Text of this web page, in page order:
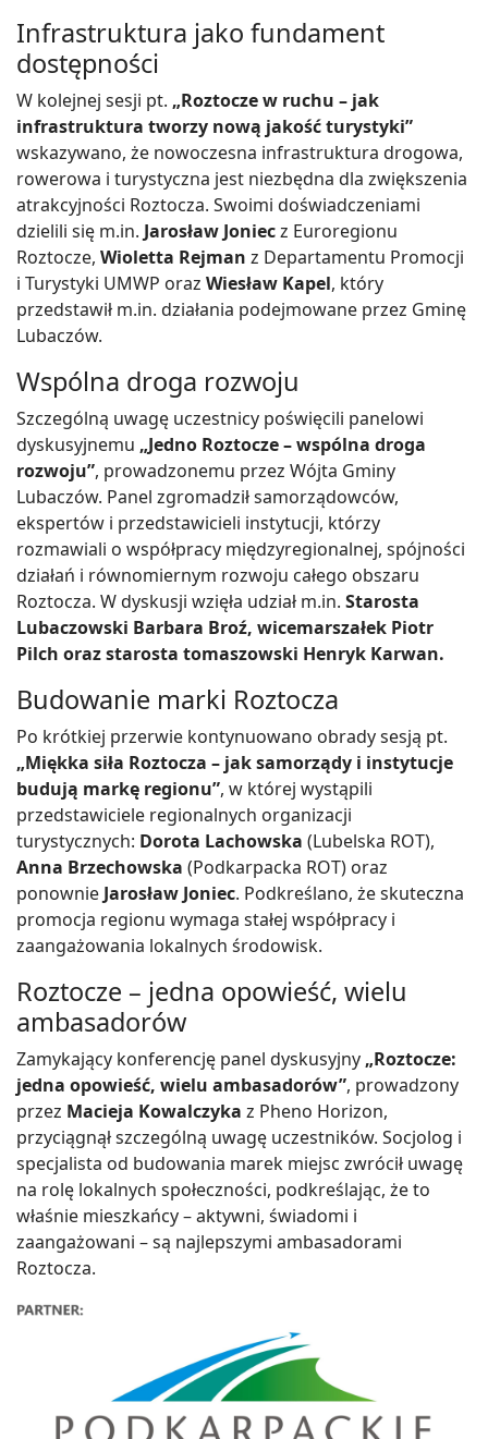
Infrastruktura jako fundament
dostępności
W kolejnej sesji pt. „Roztocze w ruchu – jak
infrastruktura tworzy nową jakość turystyki”
wskazywano, że nowoczesna infrastruktura drogowa,
rowerowa i turystyczna jest niezbędna dla zwiększenia
atrakcyjności Roztocza. Swoimi doświadczeniami
dzielili się m.in. Jarosław Joniecz Euroregionu
Roztocze, Wioletta Rejman z Departamentu Promocji
i Turystyki UMWP oraz Wiesław Kapel, który
przedstawił m.in. działania podejmowane przez Gminę
Lubaczów.
Wspólna droga rozwoju
Szczególną uwagę uczestnicy poświęcili panelowi
dyskusyjnemu „Jedno Roztocze – wspólna droga
rozwoju”, prowadzonemu przez Wójta Gminy
Lubaczów. Panel zgromadził samorządowców,
ekspertów i przedstawicieli instytucji, którzy
rozmawiali o współpracy międzyregionalnej, spójności
działań i równomiernym rozwoju całego obszaru
Roztocza. W dyskusji wzięła udział m.in. Starosta
Lubaczowski Barbara Broź, wicemarszałek Piotr
Pilch oraz starosta tomaszowski Henryk Karwan.
Budowanie marki Roztocza
Po krótkiej przerwie kontynuowano obrady sesją pt.
„Miękka siła Roztocza – jak samorządy i instytucje
budują markę regionu”, w której wystąpili
przedstawiciele regionalnych organizacji
turystycznych: Dorota Lachowska (Lubelska ROT),
Anna Brzechowska (Podkarpacka ROT) oraz
ponownie Jarosław Joniec. Podkreślano, że skuteczna
promocja regionu wymaga stałej współpracy i
zaangażowania lokalnych środowisk.
Roztocze – jedna opowieść, wielu
ambasadorów
Zamykający konferencję panel dyskusyjny „Roztocze:
jedna opowieść, wielu ambasadorów”, prowadzony
przez Macieja Kowalczyka z Pheno Horizon,
przyciągnął szczególną uwagę uczestników. Socjolog i
specjalista od budowania marek miejsc zwrócił uwagę
na rolę lokalnych społeczności, podkreślając, że to
właśnie mieszkańcy – aktywni, świadomi i
zaangażowani – są najlepszymi ambasadorami
Roztocza.